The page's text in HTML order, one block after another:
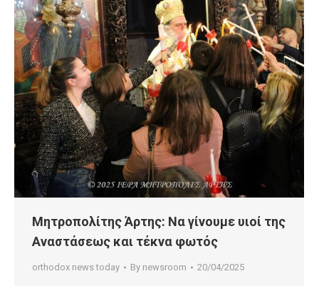
Μητροπολίτης Άρτης: Να γίνουμε υιοί της
Αναστάσεως και τέκνα φωτός
orthodox news today By newsroom 20/04/2025